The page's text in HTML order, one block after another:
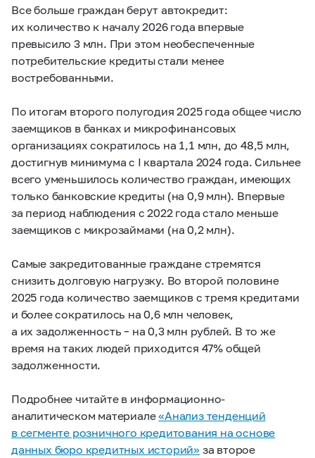
Все больше граждан берут автокредит:
их количество к началу 2026 года впервые
превысило 3 млн. При этом необеспеченные
потребительские кредиты стали менее
востребованными.
По итогам второго полугодия 2025 года общее число
заемщиков в банках и микрофинансовых
организациях сократилось на 1,1 млн, до 48,5 млн,
достигнув минимума с I квартала 2024 года. Сильнее
всего уменьшилось количество граждан, имеющих
только банковские кредиты (на 0,9 млн). Впервые
за период наблюдения с 2022 года стало меньше
заемщиков с микрозаймами (на 0,2 млн).
Самые закредитованные граждане стремятся
снизить долговую нагрузку. Во второй половине
2025 года количество заемщиков с тремя кредитами
и более сократилось на 0,6 млн человек,
а их задолженность – на 0,3 млн рублей. В то же
время на таких людей приходится 47% общей
задолженности.
Подробнее читайте в информационно-
аналитическом материале«Анализ тенденций
в сегменте розничного кредитования на основе
данных бюро кредитных историй» за второе